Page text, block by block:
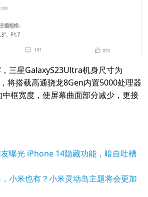
星GalaxyS23Ultra机身尺寸为
将搭载高通骁龙8Gen内置5000处理器
框宽度，使屏幕曲面部分减少，更接
曝光 iPhone 14隐藏功能，暗自吐槽
小米也有？小米灵动岛主题将会更加